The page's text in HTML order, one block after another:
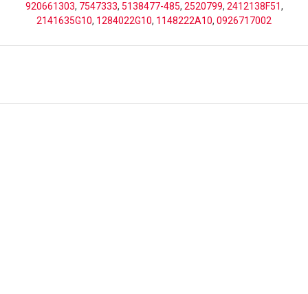
920661303, 7547333, 5138477-485, 2520799, 2412138F51,
2141635G10, 1284022G10, 1148222A10, 0926717002